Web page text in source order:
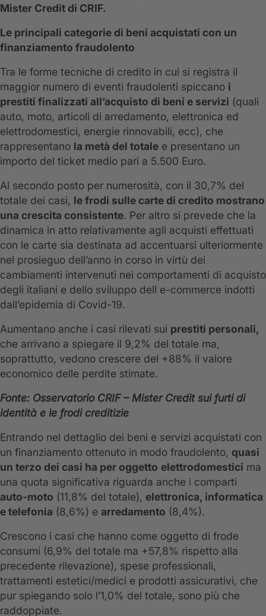
Mister Credit di CRIF.
Le principali categorie di beni acquistati con un
finanziamento fraudolento
Tra le forme tecniche di credito in cui si registra il
maggior numero di eventi fraudolenti spiccano i
prestiti finalizzati all’acquisto di beni e servizi (quali
auto, moto, articoli di arredamento, elettronica ed
elettrodomestici, energie rinnovabili, ecc), che
rappresentano la metà del totale e presentano un
importo del ticket medio pari a 5.500 Euro.
Al secondo posto per numerosità, con il 30,7% del
totale dei casi, le frodi sulle carte di credito mostrano
una crescita consistente. Per altro si prevede che la
dinamica in atto relativamente agli acquisti effettuati
con le carte sia destinata ad accentuarsi ulteriormente
nel prosieguo dell’anno in corso in virtù dei
cambiamenti intervenuti nei comportamenti di acquisto
degli italiani e dello sviluppo dell e-commerce indotti
dall’epidemia di Covid-19.
Aumentano anche i casi rilevati sui prestiti personali,
che arrivano a spiegare il 9,2% del totale ma,
soprattutto, vedono crescere del +88% il valore
economico delle perdite stimate.
Fonte: Osservatorio CRIF – Mister Credit sui furti di
identità e le frodi creditizie
Entrando nel dettaglio dei beni e servizi acquistati con
un finanziamento ottenuto in modo fraudolento, quasi
un terzo dei casi ha per oggetto elettrodomestici ma
una quota significativa riguarda anche i comparti
auto-moto (11,8% del totale), elettronica, informatica
e telefonia (8,6%) e arredamento (8,4%).
Crescono i casi che hanno come oggetto di frode
consumi (6,9% del totale ma +57,8% rispetto alla
precedente rilevazione), spese professionali,
trattamenti estetici/medici e prodotti assicurativi, che
pur spiegando solo l’1,0% del totale, sono più che
raddoppiate.